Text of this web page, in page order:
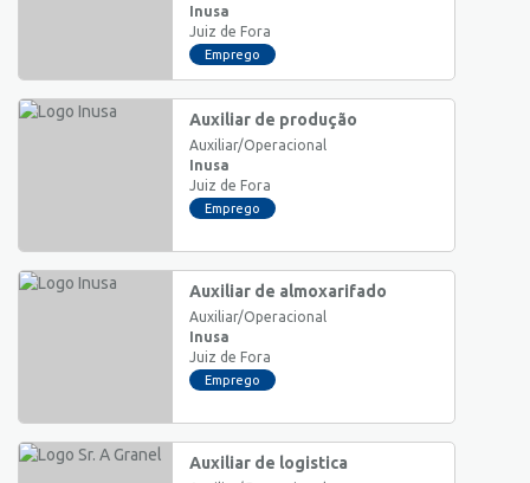
Inusa
Juiz de Fora
Emprego
Auxiliar de produção
Auxiliar/Operacional
Inusa
Juiz de Fora
Emprego
Auxiliar de almoxarifado
Auxiliar/Operacional
Inusa
Juiz de Fora
Emprego
Auxiliar de logistica